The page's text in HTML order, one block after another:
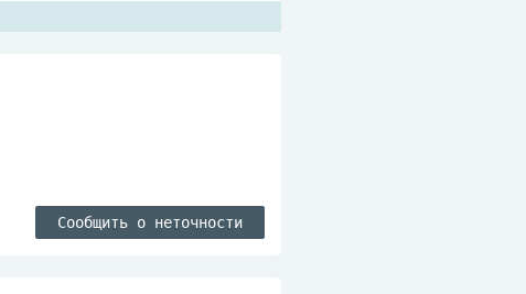
Сообщить о неточности